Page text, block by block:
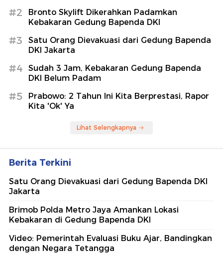
#2
Bronto Skylift Dikerahkan Padamkan
Kebakaran Gedung Bapenda DKI
#3
Satu Orang Dievakuasi dari Gedung Bapenda
DKI Jakarta
#4
Sudah 3 Jam, Kebakaran Gedung Bapenda
DKI Belum Padam
#5
Prabowo: 2 Tahun Ini Kita Berprestasi, Rapor
Kita 'Ok' Ya
Lihat Selengkapnya
Berita Terkini
Satu Orang Dievakuasi dari Gedung Bapenda DKI
Jakarta
Brimob Polda Metro Jaya Amankan Lokasi
Kebakaran di Gedung Bapenda DKI
Video: Pemerintah Evaluasi Buku Ajar, Bandingkan
dengan Negara Tetangga